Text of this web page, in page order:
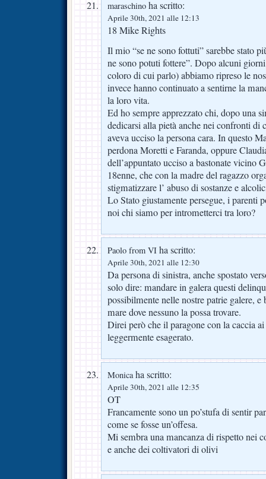
maraschino ha scritto:
Aprile 30th, 2021 alle 12:13
18 Mike Rights
Il mio “se ne sono fottuti” sarebbe stato
ne sono potuti fottere”. Dopo alcuni
coloro di cui parlo) abbiamo ripreso le
invece hanno continuato a sentirne la
la loro vita.
Ed ho sempre apprezzato chi, dopo una
dedicarsi alla pietà anche nei confronti di
aveva ucciso la persona cara. In questo
perdona Moretti e Faranda, oppure
dell’appuntato ucciso a bastonate vicino
18enne, che con la madre del ragazzo
stigmatizzare l’ abuso di sostanze e
Lo Stato giustamente persegue, i parenti
noi chi siamo per intrometterci tra loro?
Paolo from VI ha scritto:
Aprile 30th, 2021 alle 12:30
Da persona di sinistra, anche spostato
solo dire: mandare in galera questi
possibilmente nelle nostre patrie galere,
mare dove nessuno la possa trovare.
Direi però che il paragone con la caccia
leggermente esagerato.
Monicaha scritto:
Aprile 30th, 2021 alle 12:35
OT
Francamente sono un po’stufa di sentir
come se fosse un’offesa.
Mi sembra una mancanza di rispetto nei
e anche dei coltivatori di olivi